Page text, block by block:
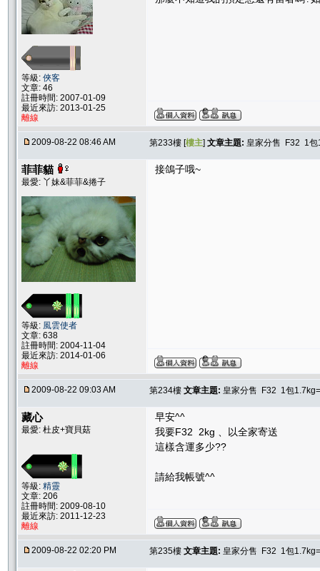
等級: 俠客
文章: 46
註冊時間: 2007-01-09
最近來訪: 2013-01-25
離線
2009-08-22 08:46 AM 第233樓 [樓主] 文章主題: 皇家分售 F32 1包
菲菲貓
最愛: 丫妹&菲菲&捲子
等級: 風雲使者
文章: 638
註冊時間: 2004-11-04
最近來訪: 2014-01-06
離線
接鴿子哦~
2009-08-22 09:03 AM 第234樓 文章主題: 皇家分售 F32 1包
藏心
最愛: 杜皮+寶貝菇
等級: 精靈
文章: 206
註冊時間: 2009-08-10
最近來訪: 2011-12-23
離線
早安^^
我要F32 2kg 、以全家寄送
這樣含運多少??
請給我帳號^^
2009-08-22 02:20 PM 第235樓 文章主題: 皇家分售 F32 1包